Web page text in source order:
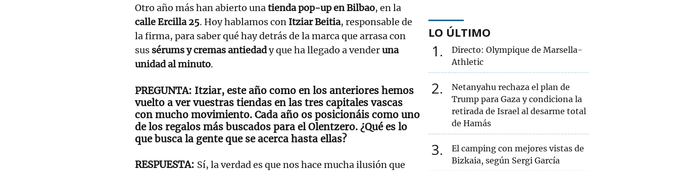
Otro año más han abierto unatienda pop-up en Bilbao, en la
calle Ercilla 25. Hoy hablamos con Itziar Beitia, responsable de
la firma, para saber qué hay detrás de la marca que arrasa con
sus sérums y cremas antiedady que ha llegado a venderuna
unidad al minuto.
Itziar, este año como en los anteriores hemos
vuelto a ver vuestras tiendas en las tres capitales vascas
con mucho movimiento. Cada año os posicionáis como uno
de los regalos más buscados para el Olentzero. ¿Qué es lo
que busca la gente que se acerca hasta ellas?
Sí, la verdad es que nos hace mucha ilusión que
LO ÚLTIMO
1
Directo: Olympique de Marsella-
Athletic
2
Netanyahu rechaza el plan de
Trump para Gaza y condiciona la
retirada de Israel al desarme total
de Hamás
3
El camping con mejores vistas de
Bizkaia, según Sergi García